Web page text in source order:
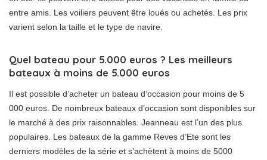
entre amis. Les voiliers peuvent être loués ou achetés. Les prix
varient selon la taille et le type de navire.
Quel bateau pour 5.000 euros ? Les meilleurs
bateaux à moins de 5.000 euros
Il est possible d’acheter un bateau d’occasion pour moins de 5
000 euros. De nombreux bateaux d’occasion sont disponibles sur
le marché à des prix raisonnables. Jeanneau est l’un des plus
populaires. Les bateaux de la gamme Reves d’Ete sont les
derniers modèles de la série et s’achètent à moins de 5000